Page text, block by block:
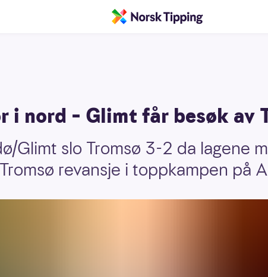
i nord – Glimt får besøk av
Glimt slo Tromsø 3-2 da lagene
revansje i toppkampen på